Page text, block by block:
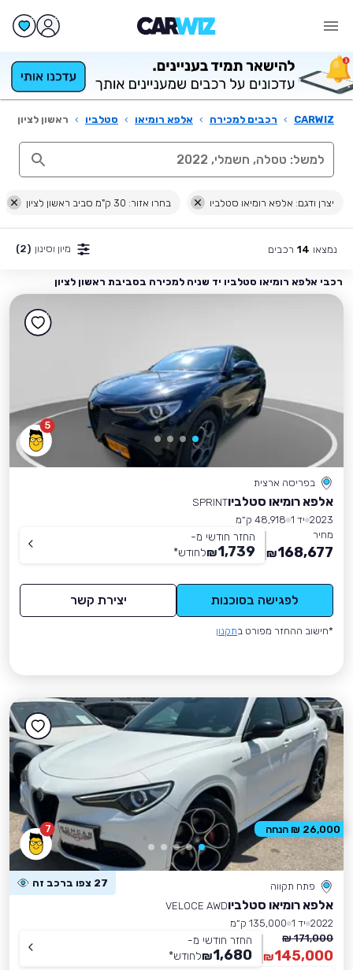
CARWIZ
› רכבים למכירה › אלפא רומיאו › סטלביו › ראשון לציון
יצרן ודגם: אלפא רומיאו סטלביו בחרו אזור: 30 ק"מ סביב ראשון לציון
נמצאו 14 רכבים מיון וסינון (2)
רכבי אלפא רומיאו סטלביו יד שניה למכירה בסביבת ראשון לציון
5
בפריסה ארצית
אלפא רומיאו סטלביוSPRINT
2023 יד 1
48,918 ק״מ
מחיר
168,677
₪
החזר חודשי מ-
1,739
₪לחודש*
לפגישה בסוכנות יצירת קשר
*חישוב ההחזר מפורט בתקנון
7
פתח תקווה 27 צפו ברכב זה
אלפא רומיאו סטלביוVELOCE AWD
2022 יד 1
135,000 ק״מ
171,000 ₪
145,000
₪
החזר חודשי מ-
1,680
₪לחודש*
26,000 ₪ הנחה